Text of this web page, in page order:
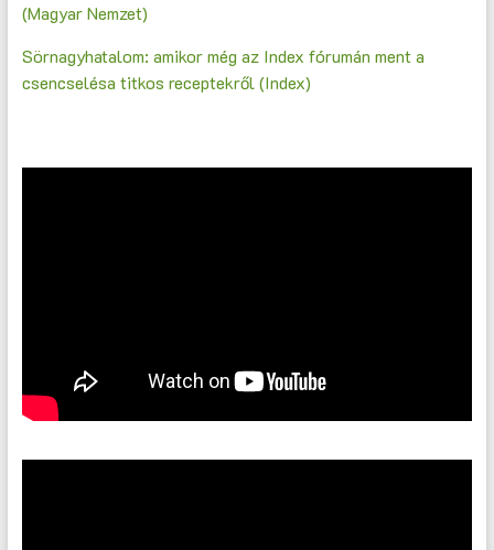
(Magyar Nemzet)
Sörnagyhatalom: amikor még az Index fórumán ment a
csencselésa titkos receptekről (Index)